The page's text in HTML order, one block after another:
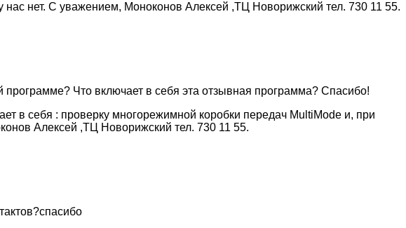
нет. С уважением, Моноконов Алексей ,ТЦ Новорижский тел. 730 11 55.
Что включает в себя эта отзывная программа? Спасибо!
в себя : проверку многорежимной коробки передач MultiMode и, при
Алексей ,ТЦ Новорижский тел. 730 11 55.